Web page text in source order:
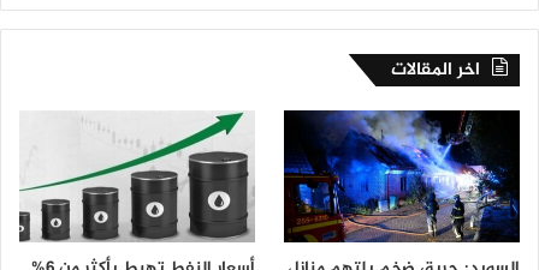
اخر المقالات